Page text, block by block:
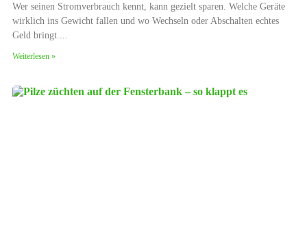
Wer seinen Stromverbrauch kennt, kann gezielt sparen. Welche Geräte
wirklich ins Gewicht fallen und wo Wechseln oder Abschalten echtes
Geld bringt.
Weiterlesen »